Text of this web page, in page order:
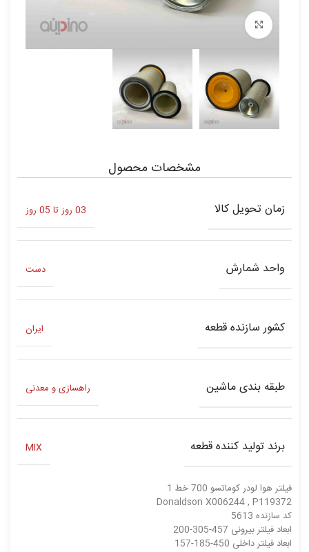
مشخصات محصول
زمان تحویل کالا 03 روز تا 05 روز
واحد شمارش دست
کشور سازنده قطعه ایران
طبقه بندی ماشین راهسازی و معدنی
برند تولید کننده قطعه MIX
فیلتر هوا لودر کوماتسو 700 خط 1
Donaldson X006244 , P119372
کد سازنده 5613
ابعاد فیلتر بیرونی 457-305-200
ابعاد فیلتر داخلی 450-185-157